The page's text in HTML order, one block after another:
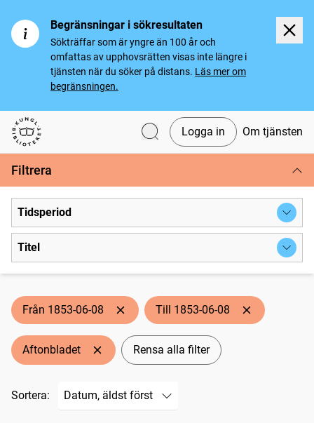
Begränsningar i sökresultaten
Sökträffar som är yngre än 100 år och
omfattas av upphovsrätten visas inte längre i
tjänsten när du söker på distans. Läs mer om
begränsningen.
Svenska tidningar
Logga in Om tjänsten
Filtrera
Tidsperiod
Titel
Från 1853-06-08 Till 1853-06-08
Aftonbladet Rensa alla filter
Sortera: